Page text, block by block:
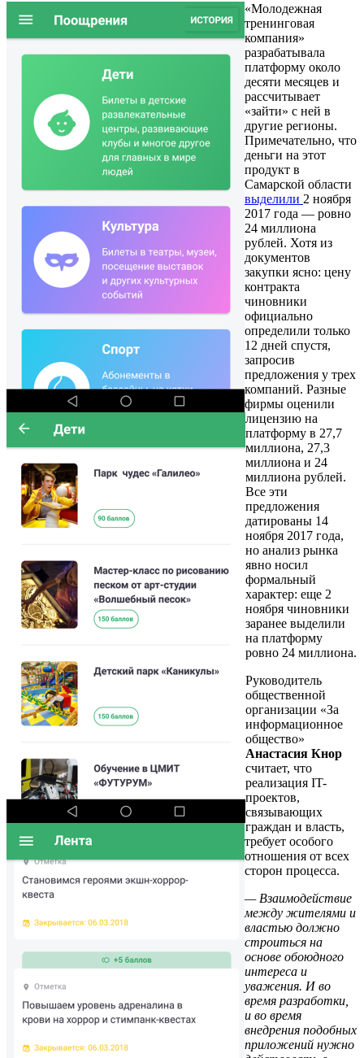
«Молодежная
тренинговая
компания»
разрабатывала
платформу около
десяти месяцев и
рассчитывает
«зайти» с ней в
другие регионы.
Примечательно, что
деньги на этот
продукт в
Самарской области
выделили 2 ноября
2017 года — ровно
24 миллиона
рублей. Хотя из
документов
закупки ясно: цену
контракта
чиновники
официально
определили только
12 дней спустя,
запросив
предложения у трех
компаний. Разные
фирмы оценили
лицензию на
платформу в 27,7
миллиона, 27,3
миллиона и 24
миллиона рублей.
Все эти
предложения
датированы 14
ноября 2017 года,
но анализ рынка
явно носил
формальный
характер: еще 2
ноября чиновники
заранее выделили
на платформу
ровно 24 миллиона.
Руководитель
общественной
организации «За
информационное
общество»
Анастасия Кнор
считает, что
реализация IT-
проектов,
связывающих
граждан и власть,
требует особого
отношения от всех
сторон процесса.
— Взаимодействие
между жителями и
властью должно
строиться на
основе обоюдного
интереса и
уважения. И во
время разработки,
и во время
внедрения подобных
приложений нужно